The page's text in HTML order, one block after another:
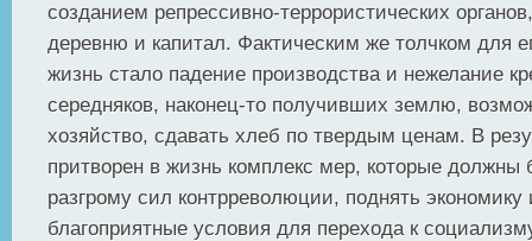
созданием репрессивно-террористических
деревню и капитал. Фактическим же толчком для
жизнь стало падение производства и нежелание
середняков, наконец-то получивших землю,
хозяйство, сдавать хлеб по твердым ценам. В
притворен в жизнь комплекс мер, которые должны
разгрому сил контрреволюции, поднять экономику
благоприятные условия для перехода к